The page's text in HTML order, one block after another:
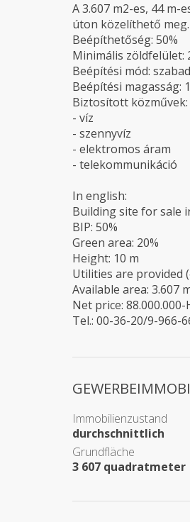
A 3.607 m2-es, 44
úton közelíthető meg.
Beépíthetőség: 50%
Minimális zöldfelület:
Beépítési mód:
Beépítési magasság:
Biztosított közművek:
- víz
- szennyvíz
- elektromos áram
- telekommunikáció
In english:
Building site for sale
BIP: 50%
Green area: 20%
Height: 10 m
Utilities are provided
Available area: 3.607
Net price: 88.000.000-
Tel.: 00-36-20/9-966-
Immobilienzustand
durchschnittlich
Grundfläche
3 607 quadratmeter